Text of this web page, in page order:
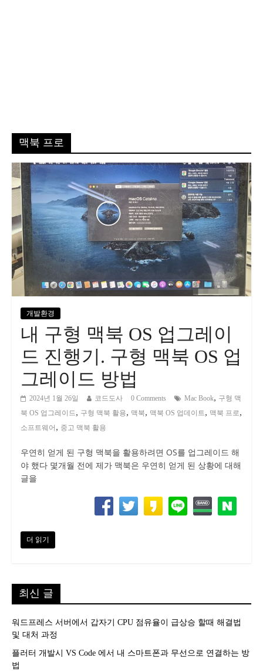
맥북 프로
개발환경
내 구형 맥북 OS 업그레이
드 진행기. 구형 맥북 OS 업
그레이드 방법
2024년 1월 26일 코드도사 0 Comments Mac Book, 구형 맥
북 OS 업그레이드, 구형 맥북 활용, 맥북, 맥북 OS 업데이트, 맥북 프로,
소프트웨어 , 중고 맥북 활용
우연히 얻게 된 구형 맥북을 활용하려면 OS를 업그레이드 해
야 했다 몇개월 전에 제가 맥북은 우연히 얻게 된 상황에 대해
글을
더 읽기
최신 글
워드프레스 서버에서 갑자기 CPU 점유율이 급상승 할때 해결법
및 대처 과정
플러터 개발시 VS Code 에서 내 스마트폰과 무선으로 연결하는 방
법